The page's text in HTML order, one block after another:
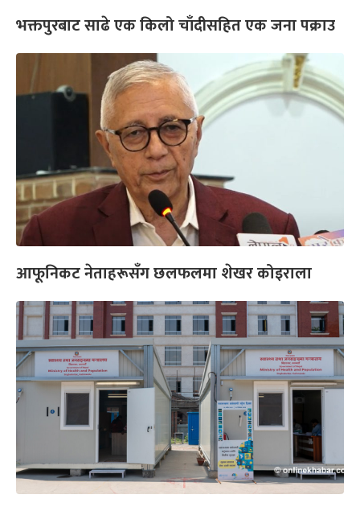
भक्तपुरबाट साढे एक किलो चाँदीसहित एक जना पक्राउ
आफूनिकट नेताहरूसँग छलफलमा शेखर कोइराला